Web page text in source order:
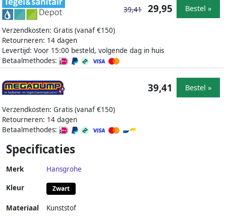
Verzendkosten: Gratis (vanaf €150)
Retourneren: 14 dagen
Levertijd: Voor 15:00 besteld, volgende dag in huis
Betaalmethodes:
39,41 29,95 Bestel »
Verzendkosten: Gratis (vanaf €150)
Retourneren: 14 dagen
Betaalmethodes:
39,41 Bestel »
Specificaties
Merk Hansgrohe
Kleur Zwart
Materiaal Kunststof